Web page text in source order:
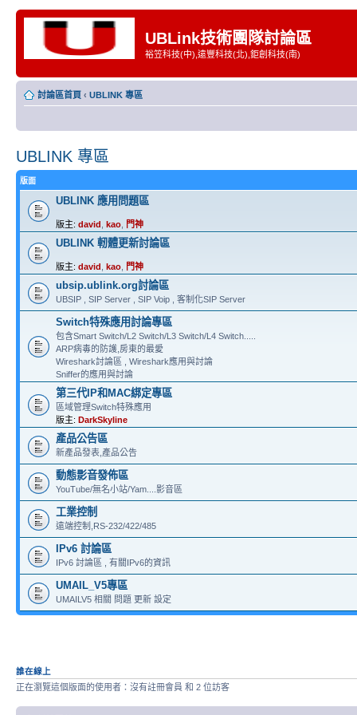
UBLink技術團隊討論區
裕笠科技(中),遠豐科技(北),鉅創科技(南)
討論區首頁 ‹ UBLINK 專區
UBLINK 專區
版面
UBLINK 應用問題區
版主: david kao 門神
UBLINK 軔體更新討論區
版主: david kao 門神
ubsip.ublink.org討論區
UBSIP , SIP Server , SIP Voip , 客制化SIP Server
Switch特殊應用討論專區
包含Smart Switch/L2 Switch/L3 Switch/L4 Switch.....
ARP病毒的防護,房東的最愛
Wireshark討論區 , Wireshark應用與討論
Sniffer的應用與討論
第三代IP和MAC綁定專區
區域管理Switch特殊應用
版主: DarkSkyline
產品公告區
新產品發表,產品公告
動態影音發佈區
YouTube/無名小站/Yam....影音區
工業控制
遠端控制,RS-232/422/485
IPv6 討論區
IPv6 討論區 , 有關IPv6的資訊
UMAIL_V5專區
UMAILV5 相關 問題 更新 設定
誰在線上
正在瀏覽這個版面的使用者：沒有註冊會員 和 2 位訪客